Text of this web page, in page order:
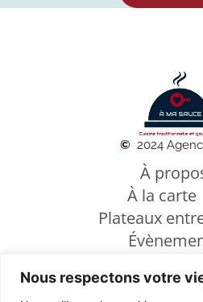
Nous respectons votre
À
À la carte
Plateaux
Conditions
© 2024